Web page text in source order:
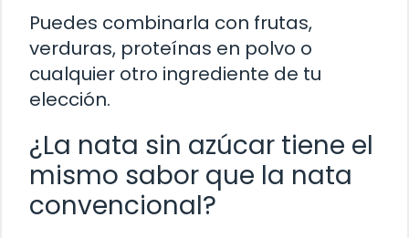
Puedes combinarla con frutas,
verduras, proteínas en polvo o
cualquier otro ingrediente de tu
elección.
¿La nata sin azúcar tiene el
mismo sabor que la nata
convencional?